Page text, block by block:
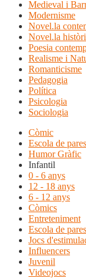
Medieval i
Modernisme
Novel.la
Novel.la
Poesia
Realisme i
Romanticisme
Pedagogia
Política
Psicologia
Sociologia
Còmic
Escola de pares
Humor Gràfic
Infantil
0 - 6 anys
12 - 18 anys
6 - 12 anys
Còmics
Entreteniment
Escola de pares
Jocs
Influencers
Juvenil
Videojocs